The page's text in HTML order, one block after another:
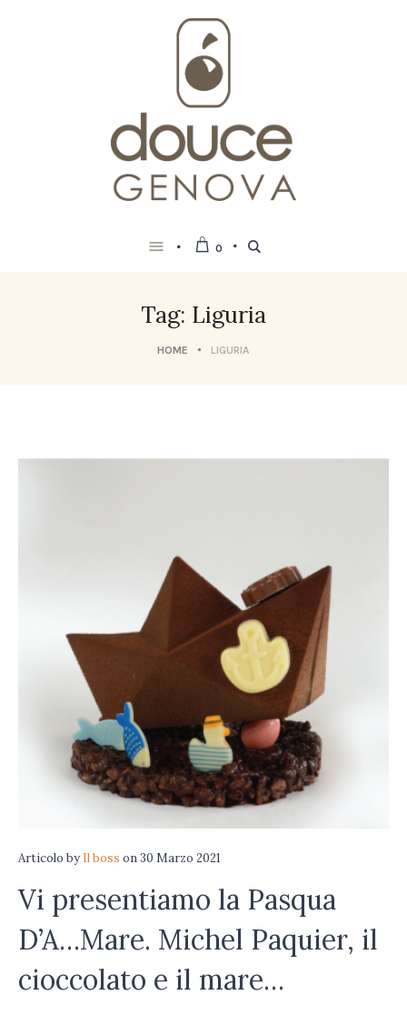
0
Tag: Liguria
HOME LIGURIA
Articolo by Il boss on30 Marzo 2021
Vi presentiamo la Pasqua
D’A…Mare. Michel Paquier, il
cioccolato e il mare…